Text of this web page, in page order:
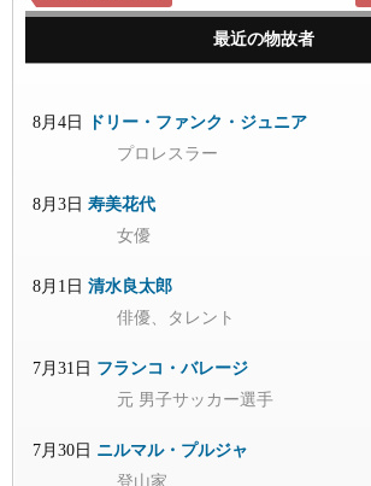
最近の物故者
8月4日
ドリー・ファンク・ジュニア
プロレスラー
8月3日 寿美花代
女優
8月1日 清水良太郎
俳優、タレント
7月31日 フランコ・バレージ
元 男子サッカー選手
7月30日 ニルマル・プルジャ
登山家